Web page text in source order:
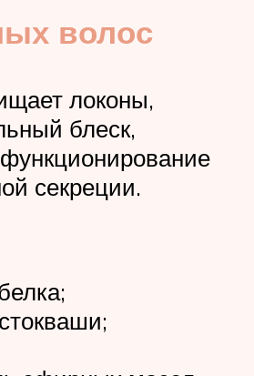
волос
локоны,
блеск,
секреции.